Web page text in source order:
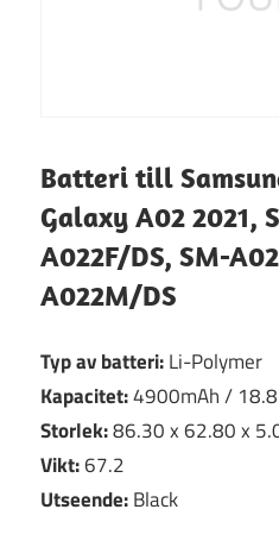
Batteri till
Galaxy A02 2021,
A022F/DS, SM-
A022M/DS
Typ av batteri:Li-Polymer
Kapacitet:4900mAh /
Storlek:86.30 x 62.80 x
Vikt:67.2
Utseende:Black